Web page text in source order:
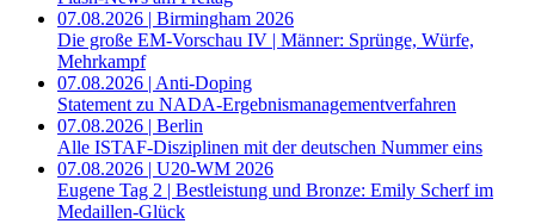
07.08.2026 | Birmingham 2026
Die große EM-Vorschau IV | Männer: Sprünge, Würfe,
Mehrkampf
07.08.2026 | Anti-Doping
Statement zu NADA-Ergebnismanagementverfahren
07.08.2026 | Berlin
Alle ISTAF-Disziplinen mit der deutschen Nummer eins
07.08.2026 | U20-WM 2026
Eugene Tag 2 | Bestleistung und Bronze: Emily Scherf im
Medaillen-Glück